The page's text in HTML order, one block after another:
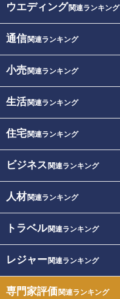
ウエディング関連ランキング
通信関連ランキング
小売関連ランキング
生活関連ランキング
住宅関連ランキング
ビジネス 関連ランキング
人材関連ランキング
トラベル関連ランキング
レジャー関連ランキング
専門家評価関連ランキング